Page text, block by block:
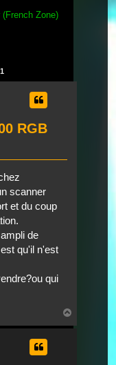
(French Zone)
1
RGB
scanner
et du coup
de
qu'il n'est
qui
oben